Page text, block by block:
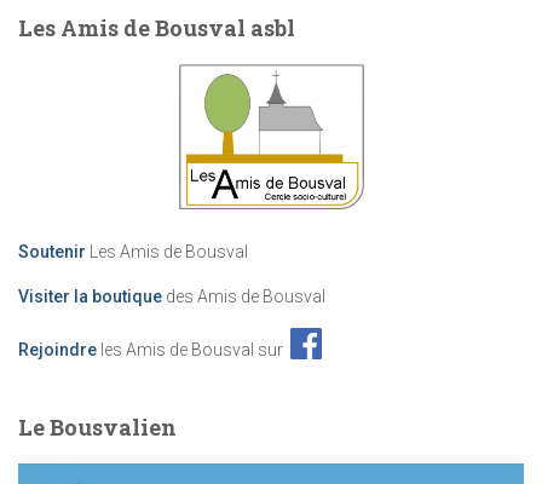
Les Amis de Bousval asbl
Soutenir Les Amis de Bousval
Visiter la boutique des Amis de Bousval
Rejoindre les Amis de Bousval sur
Le Bousvalien